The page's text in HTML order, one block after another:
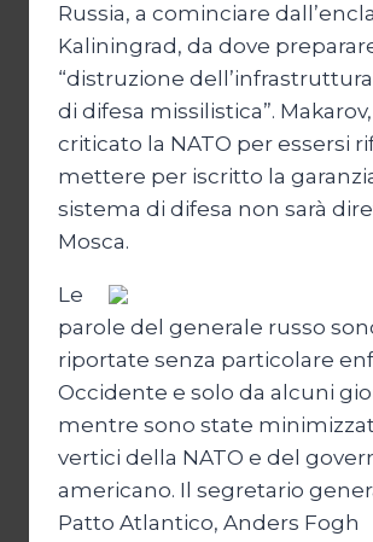
Russia, a cominciare
Kaliningrad, da dove
“distruzione
di difesa missilistica”.
criticato la NATO per essersi
mettere per iscritto la
sistema di difesa non sarà
Mosca.
Le
parole del generale russo
riportate senza particolare
Occidente e solo da alcuni
mentre sono state
vertici della NATO e del
americano. Il segretario
Patto Atlantico, Anders Fogh